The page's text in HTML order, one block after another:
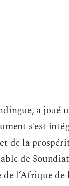
a joué
s’est
de la
de
l’Afrique de